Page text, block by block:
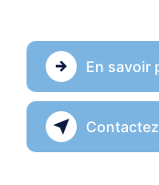
En savoir